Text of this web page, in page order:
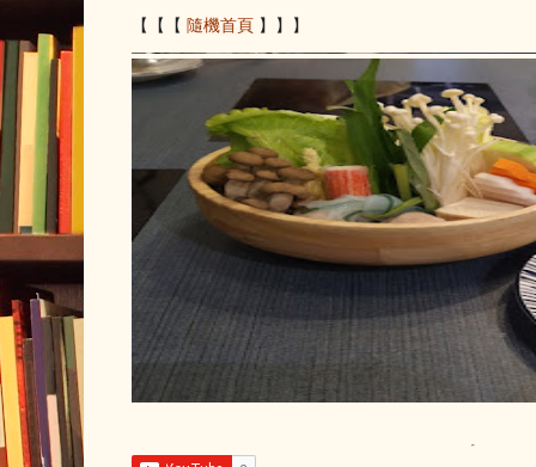
【【【 隨機首頁 】】】